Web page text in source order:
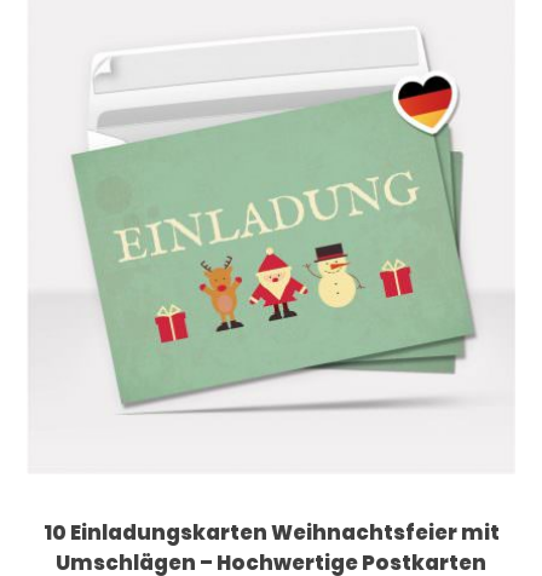
10 Einladungskarten Weihnachtsfeier mit
Umschlägen – Hochwertige Postkarten